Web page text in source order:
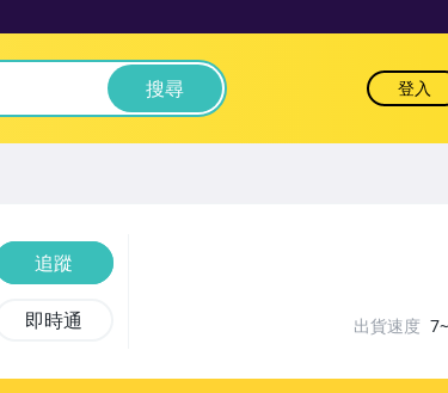
搜尋 登入
追蹤
即時通 出貨速度